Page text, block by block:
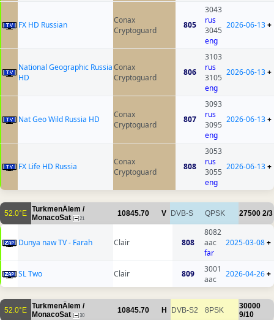
FX HD Russian
Conax
Cryptoguard
805
3043
rus
3045
eng
2026-06-13+
National Geographic Russia
HD
Conax
Cryptoguard
806
3103
rus
3105
eng
2026-06-13+
Nat Geo Wild Russia HD
Conax
Cryptoguard
807
3093
rus
3095
eng
2026-06-13+
FX Life HD Russia
Conax
Cryptoguard
808
3053
rus
3055
eng
2026-06-13+
52.0°E TurkmenÄlem /
MonacoSat
21
10845.70 V DVB-S QPSK 27500 2/3
Dunya naw TV - Farah Clair 808
8082
aac
far
2025-03-08+
SL Two Clair 809
3001
aac
2026-04-26+
52.0°E TurkmenÄlem /
MonacoSat
30
10845.70 H DVB-S2 8PSK
30000
9/10